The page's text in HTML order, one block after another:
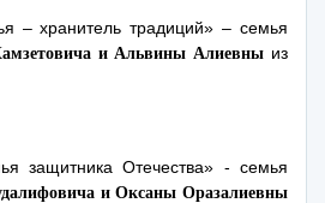
– хранитель традиций» – семья
и Альвины Алиевны из
защитника Отечества» - семья
и Оксаны Оразалиевны